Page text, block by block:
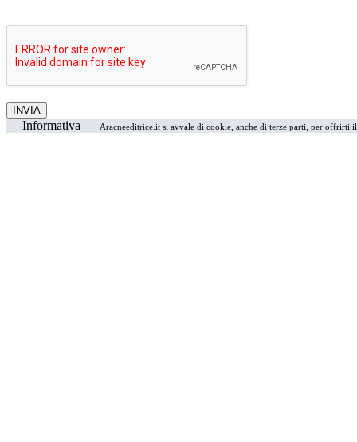
Informativa Aracneeditrice.it si avvale di cookie, anche di terze parti, per